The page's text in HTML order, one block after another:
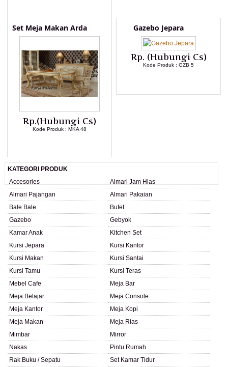
Set Meja Makan Arda
Rp.(Hubungi Cs)
Kode Produk : MKA 48
Gazebo Jepara
Rp. (Hubungi Cs)
Kode Produk : GZB 5
KATEGORI PRODUK
Accesories
Almari Jam Hias
Almari Pajangan
Almari Pakaian
Bale Bale
Bufet
Gazebo
Gebyok
Kamar Anak
Kitchen Set
Kursi Jepara
Kursi Kantor
Kursi Makan
Kursi Santai
Kursi Tamu
Kursi Teras
Mebel Cafe
Meja Bar
Meja Belajar
Meja Console
Meja Kantor
Meja Kopi
Meja Makan
Meja Rias
Mimbar
Mirror
Nakas
Pintu Rumah
Rak Buku / Sepatu
Set Kamar Tidur